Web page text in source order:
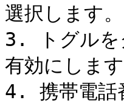
選択します。
3. トグル
有効にします
4. 携帯電話